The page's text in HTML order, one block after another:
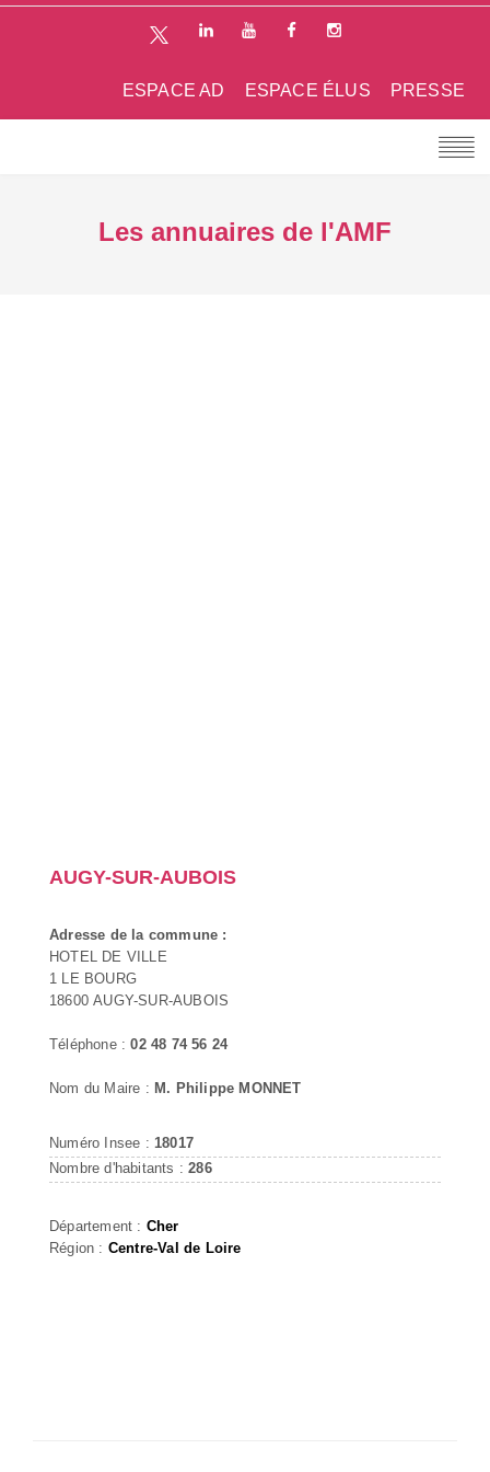
PRESSE
ESPACE ÉLUS
ESPACE AD
Les annuaires de l'AMF
AUGY-SUR-AUBOIS
Adresse de la commune :
HOTEL DE VILLE
1 LE BOURG
18600 AUGY-SUR-AUBOIS
Téléphone :02 48 74 56 24
Nom du Maire : M. Philippe MONNET
Numéro Insee : 18017
Nombre d'habitants :286
Département : Cher
Région : Centre-Val de Loire